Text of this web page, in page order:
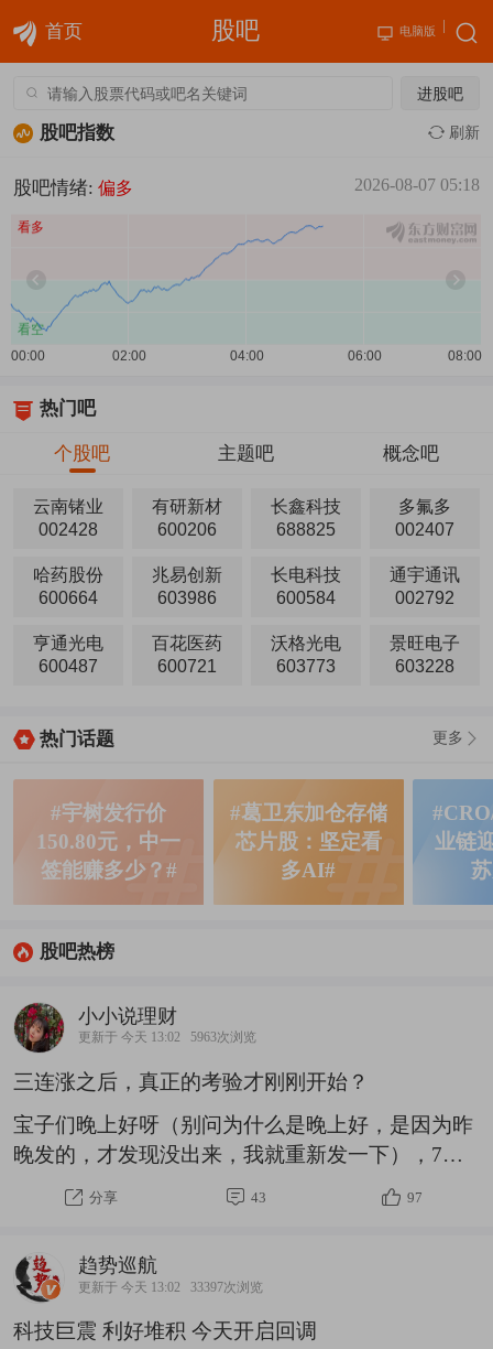
首页 股吧 电脑版
进股吧
股吧指数 刷新
股吧情绪: 偏多 2026-08-07 05:18
热门吧
个股吧 主题吧 概念吧
云南锗业
002428
有研新材
600206
长鑫科技
688825
多氟多
002407
哈药股份
600664
兆易创新
603986
长电科技
600584
通宇通讯
002792
亨通光电
600487
百花医药
600721
沃格光电
603773
景旺电子
603228
热门话题 更多
#宇树发行价
150.80元，中一
签能赚多少？#
#葛卫东加仓存储
芯片股：坚定看
多AI#
业链
股吧热榜
小小说理财
更新于 今天 13:02 5963次浏览
三连涨之后，真正的考验才刚刚开始？
宝子们晚上好呀（别问为什么是晚上好，是因为昨
晚发的，才发现没出来，我就重新发一下），7月
重磅一锤，真的是痛痛痛，但，下半年不止7月，
也没有只跌不涨的市场，在一个月融资余额降逾
并成为A股历史上次高单月降幅之后，市场终于还
是回归了理性状态。截止今天，市场A股已经三连
涨，昨天是CPO顶着压力低开高走+市场7月以来首
分享 43 97
趋势巡航
更新于 今天 13:02 33397次浏览
科技巨震 利好堆积 今天开启回调